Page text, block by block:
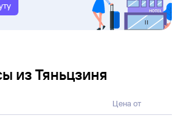
из Тяньцзиня
Цена от